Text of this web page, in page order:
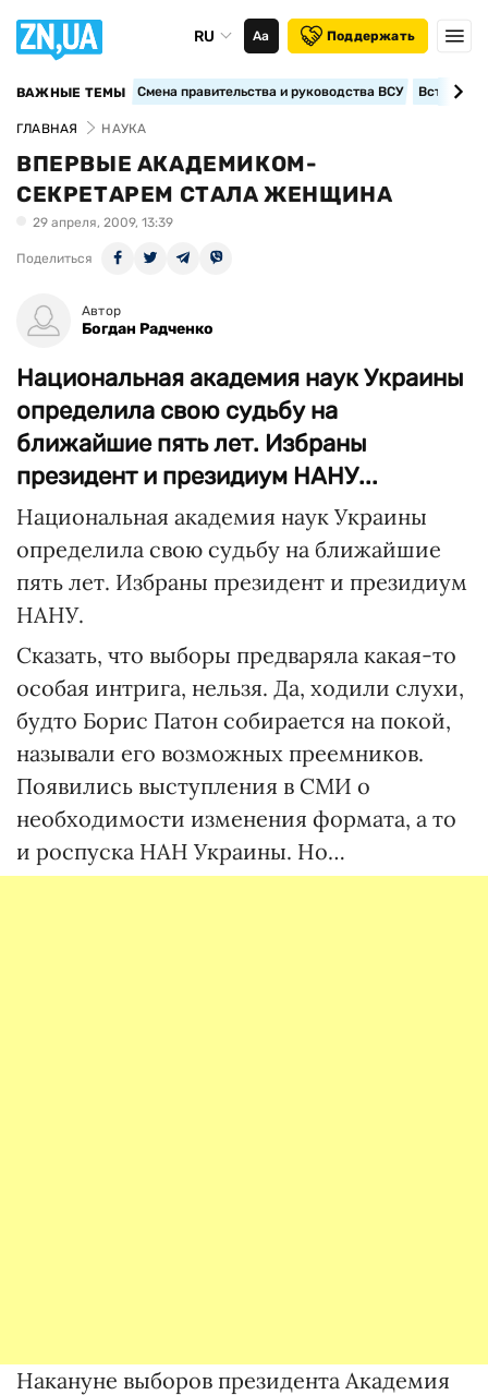
RU Аа Поддержать
ВАЖНЫЕ ТЕМЫ Смена правительства и руководства ВСУ
ГЛАВНАЯ НАУКА
ВПЕРВЫЕ АКАДЕМИКОМ-
СЕКРЕТАРЕМ СТАЛА ЖЕНЩИНА
29 апреля, 2009, 13:39
Поделиться
Автор
Богдан Радченко
Национальная академия наук Украины
определила свою судьбу на
ближайшие пять лет. Избраны
президент и президиум НАНУ...
Национальная академия наук Украины
определила свою судьбу на ближайшие
пять лет. Избраны президент и президиум
НАНУ.
Сказать, что выборы предваряла какая-то
особая интрига, нельзя. Да, ходили слухи,
будто Борис Патон собирается на покой,
называли его возможных преемников.
Появились выступления в СМИ о
необходимости изменения формата, а то
и роспуска НАН Украины. Но…
Накануне выборов президента Академия